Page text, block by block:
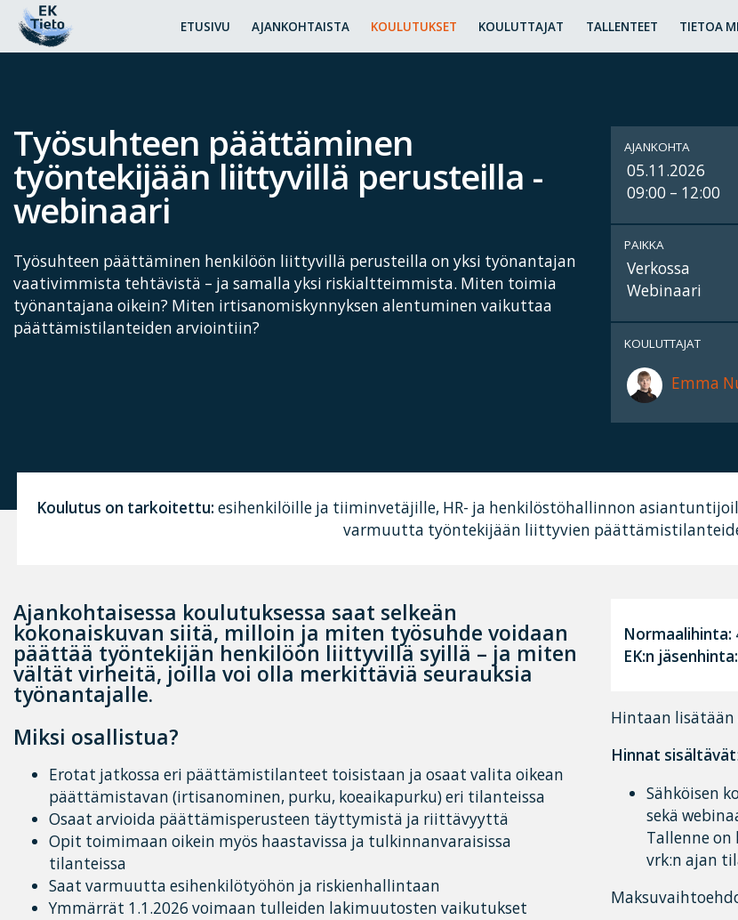
ETUSIVU AJANKOHTAISTA KOULUTUKSET KOULUTTAJAT TALLENTEET TIETOA
Työsuhteen päättäminen
työntekijään liittyvillä perusteilla -
webinaari
Työsuhteen päättäminen henkilöön liittyvillä perusteilla on yksi työnantajan
vaativimmista tehtävistä – ja samalla yksi riskialtteimmista. Miten toimia
työnantajana oikein? Miten irtisanomiskynnyksen alentuminen vaikuttaa
päättämistilanteiden arviointiin?
AJANKOHTA
05.11.2026
09:00 – 12:00
PAIKKA
Verkossa
Webinaari
KOULUTTAJAT
Emma
Koulutus on tarkoitettu: esihenkilöille ja tiiminvetäjille, HR- ja henkilöstöhallinnon
varmuutta työntekijään liittyvien
Ajankohtaisessa koulutuksessa saat selkeän
kokonaiskuvan siitä, milloin ja miten työsuhde voidaan
päättää työntekijän henkilöön liittyvillä syillä – ja miten
vältät virheitä, joilla voi olla merkittäviä seurauksia
työnantajalle.
Miksi osallistua?
Erotat jatkossa eri päättämistilanteet toisistaan ja osaat valita oikean
päättämistavan (irtisanominen, purku, koeaikapurku) eri tilanteissa
Osaat arvioida päättämisperusteen täyttymistä ja riittävyyttä
Opit toimimaan oikein myös haastavissa ja tulkinnanvaraisissa
tilanteissa
Saat varmuutta esihenkilötyöhön ja riskienhallintaan
Ymmärrät 1.1.2026 voimaan tulleiden lakimuutosten vaikutukset
Normaalihinta:
EK:n jäsenhinta:
Hintaan lisätään
Hinnat sisältävät:
Sähköisen
sekä
Tallenne
vrk:n ajan